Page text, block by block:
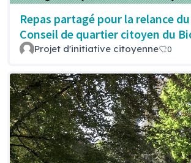
Repas partagé pour la relance du
Conseil de quartier citoyen du
Projet d'initiative citoyenne 0